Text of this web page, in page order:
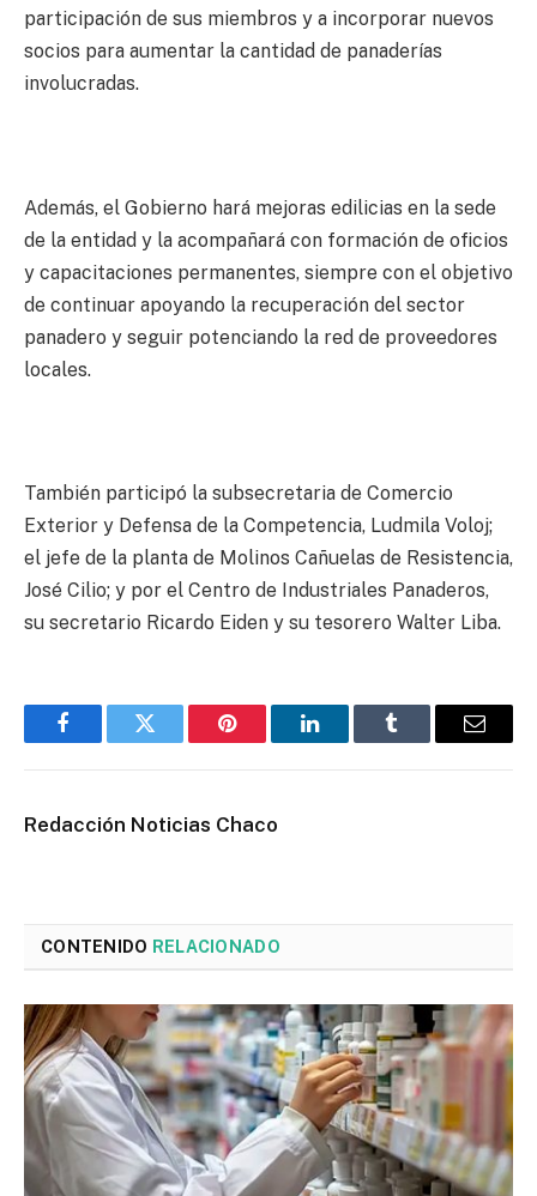
participación de sus miembros y a incorporar nuevos
socios para aumentar la cantidad de panaderías
involucradas.
Además, el Gobierno hará mejoras edilicias en la sede
de la entidad y la acompañará con formación de oficios
y capacitaciones permanentes, siempre con el objetivo
de continuar apoyando la recuperación del sector
panadero y seguir potenciando la red de proveedores
locales.
También participó la subsecretaria de Comercio
Exterior y Defensa de la Competencia, Ludmila Voloj;
el jefe de la planta de Molinos Cañuelas de Resistencia,
José Cilio; y por el Centro de Industriales Panaderos,
su secretario Ricardo Eiden y su tesorero Walter Liba.
FacebookTwitter Pinterest LinkedInTumblr Email
Redacción Noticias Chaco
CONTENIDO RELACIONADO